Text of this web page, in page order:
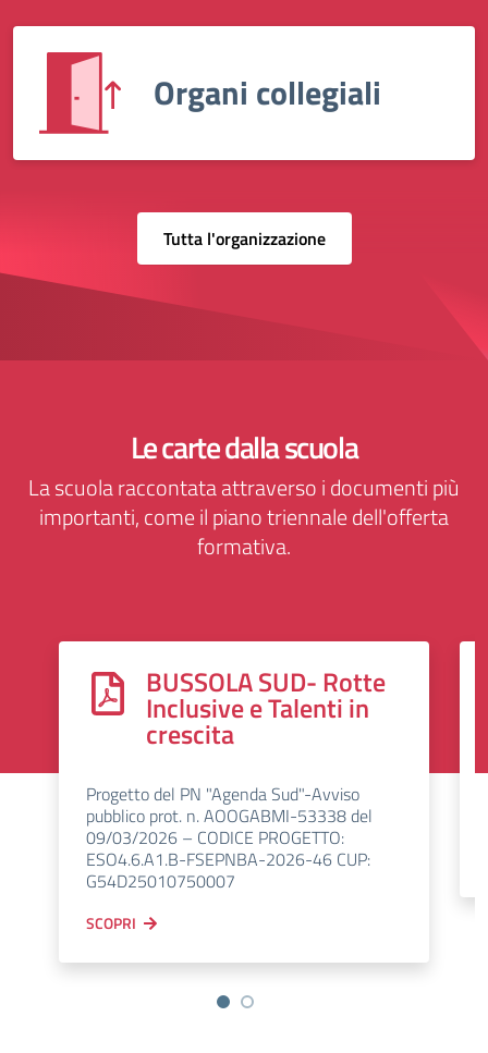
Organi collegiali
Tutta l'organizzazione
Le carte dalla scuola
La scuola raccontata attraverso i documenti più
importanti, come il piano triennale dell'offerta
formativa.
BUSSOLA SUD- Rotte
Inclusive e Talenti in
crescita
Progetto del PN "Agenda Sud"-Avviso
pubblico prot. n. AOOGABMI-53338 del
09/03/2026 – CODICE PROGETTO:
ESO4.6.A1.B-FSEPNBA-2026-46 CUP:
G54D25010750007
SCOPRI